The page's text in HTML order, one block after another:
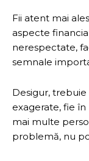
Fii atent mai
aspecte
nerespectate,
semnale
Desigur,
exagerate, fie
mai multe
problemă, nu